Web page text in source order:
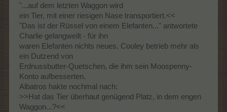
"...auf dem letzten Waggon wird
ein Tier, mit einer riesigen Nase transportiert.<<
"Das ist der Rüssel von einem Elefanten..." antwortete
Charlie gelangweilt - für ihn
waren Elefanten nichts neues, Cooley betrieb mehr als
ein Dutzend von
Erdnussbutter-Quetschen, die ihm sein Moospenny-
Konto aufbesserten.
Albatros hakte nochmal nach:
>>Hat das Tier überhaut genügend Platz, in dem engen
Waggon...?<<